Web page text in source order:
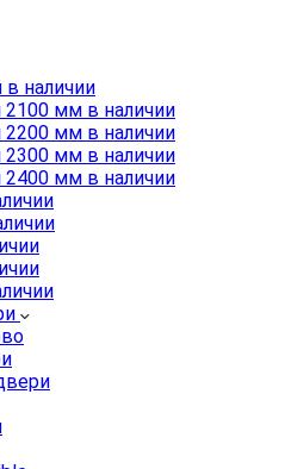
наличии
мм в наличии
мм в наличии
мм в наличии
мм в наличии